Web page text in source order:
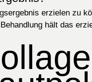
erzielen zu
hält das